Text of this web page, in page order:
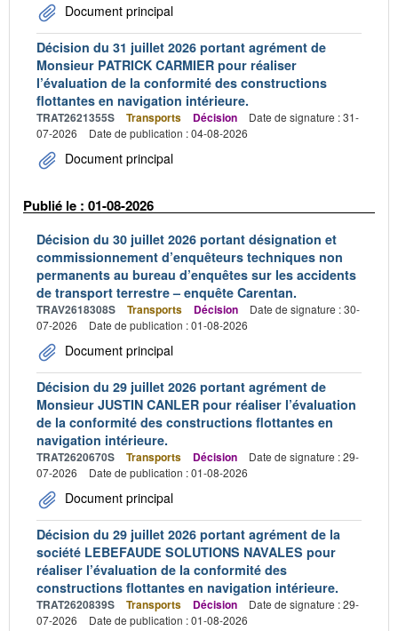
Document principal
Décision du 31 juillet 2026 portant agrément de
Monsieur PATRICK CARMIER pour réaliser
l’évaluation de la conformité des constructions
flottantes en navigation intérieure.
TRAT2621355S Transports Décision
Date de signature : 31-
07-2026
Date de publication : 04-08-2026
Document principal
Publié le : 01-08-2026
Décision du 30 juillet 2026 portant désignation et
commissionnement d’enquêteurs techniques non
permanents au bureau d’enquêtes sur les accidents
de transport terrestre – enquête Carentan.
TRAV2618308S Transports Décision
Date de signature : 30-
07-2026
Date de publication : 01-08-2026
Document principal
Décision du 29 juillet 2026 portant agrément de
Monsieur JUSTIN CANLER pour réaliser l’évaluation
de la conformité des constructions flottantes en
navigation intérieure.
TRAT2620670S Transports Décision
Date de signature : 29-
07-2026
Date de publication : 01-08-2026
Document principal
Décision du 29 juillet 2026 portant agrément de la
société LEBEFAUDE SOLUTIONS NAVALES pour
réaliser l’évaluation de la conformité des
constructions flottantes en navigation intérieure.
TRAT2620839S Transports Décision
Date de signature : 29-
07-2026
Date de publication : 01-08-2026